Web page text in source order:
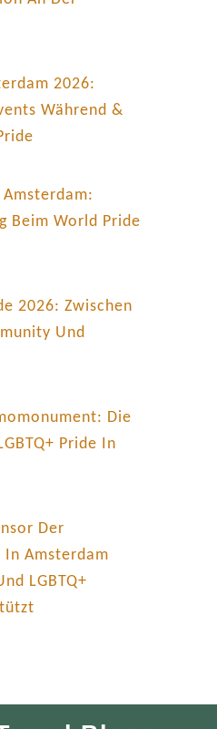
l
a
2026:
Während &
Beim World Pride
2026: Zwischen
Und
Die
Pride In
Der
In Amsterdam
LGBTQ+